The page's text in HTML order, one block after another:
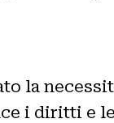
la
i diritti e